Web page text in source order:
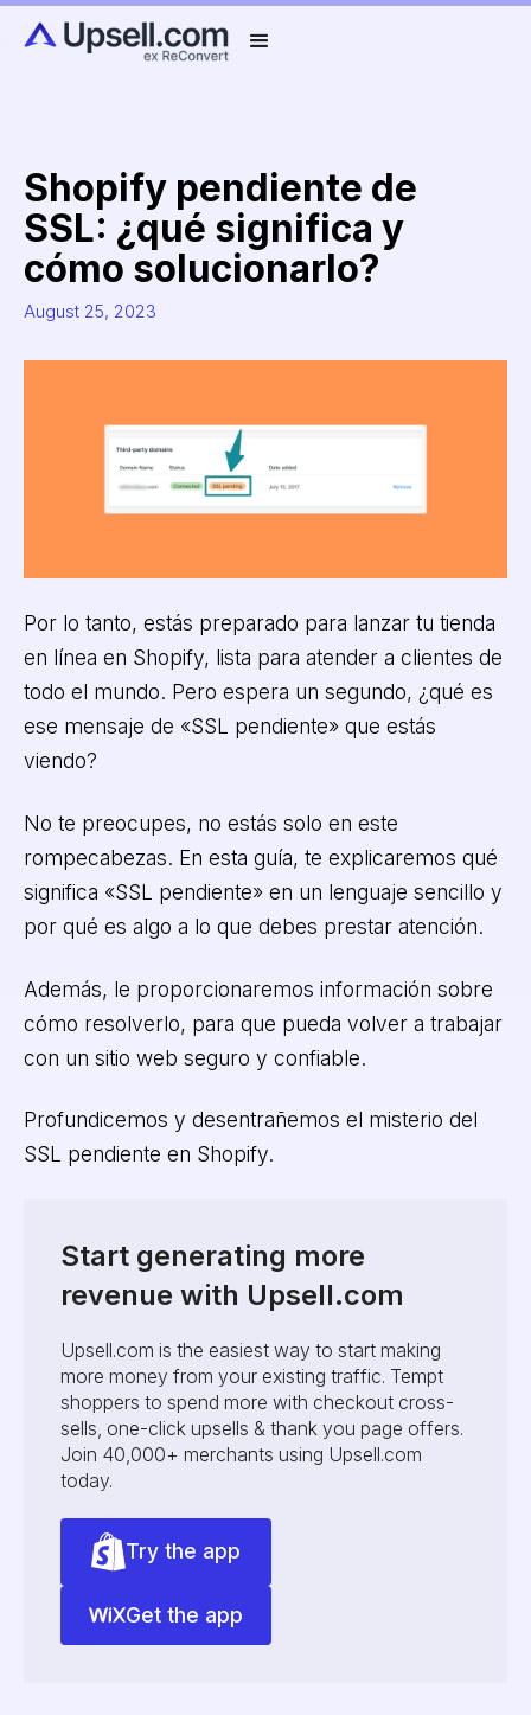
Shopify pendiente de
SSL: ¿qué significa y
cómo solucionarlo?
August 25, 2023
Por lo tanto, estás preparado para lanzar tu tienda
en línea en Shopify, lista para atender a clientes de
todo el mundo. Pero espera un segundo, ¿qué es
ese mensaje de «SSL pendiente» que estás
viendo?
No te preocupes, no estás solo en este
rompecabezas. En esta guía, te explicaremos qué
significa «SSL pendiente» en un lenguaje sencillo y
por qué es algo a lo que debes prestar atención.
Además, le proporcionaremos información sobre
cómo resolverlo, para que pueda volver a trabajar
con un sitio web seguro y confiable.
Profundicemos y desentrañemos el misterio del
SSL pendiente en Shopify.
Start generating more
revenue with Upsell.com
Upsell.com is the easiest way to start making
more money from your existing traffic. Tempt
shoppers to spend more with checkout cross-
sells, one-click upsells & thank you page offers.
Join 40,000+ merchants using Upsell.com
today.
Try the app
Get the app